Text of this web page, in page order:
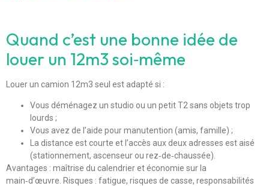
Quand c’est une bonne idée de
louer un 12m3 soi‑même
Louer un camion 12m3 seul est adapté si :
Vous déménagez un studio ou un petit T2 sans objets trop
lourds ;
Vous avez de l’aide pour manutention (amis, famille) ;
La distance est courte et l’accès aux deux adresses est aisé
(stationnement, ascenseur ou rez‑de‑chaussée).
Avantages : maîtrise du calendrier et économie sur la
main‑d’œuvre. Risques : fatigue, risques de casse, responsabilités